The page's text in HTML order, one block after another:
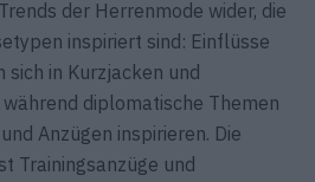
der Herrenmode wider, die
inspiriert sind: Einflüsse
in Kurzjacken und
diplomatische Themen
Anzügen inspirieren. Die
Trainingsanzüge und